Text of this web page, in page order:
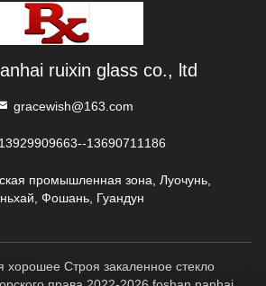
ruixin glass co., ltd
gracewish@163.com
13690711186
промышленная зона, Луочунь,
Фошань, Гуандун
хорошее Строя закаленное стекло